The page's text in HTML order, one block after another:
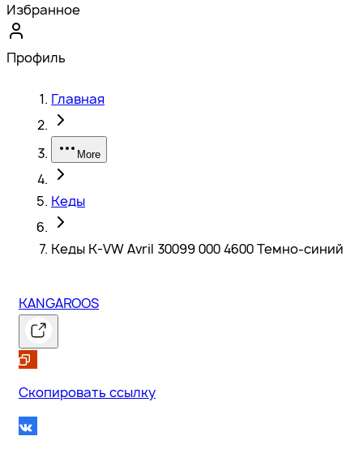
Избранное
Профиль
Главная
More
Кеды
Кеды K-VW Avril 30099 000 4600 Темно-синий
KANGAROOS
Скопировать ссылку